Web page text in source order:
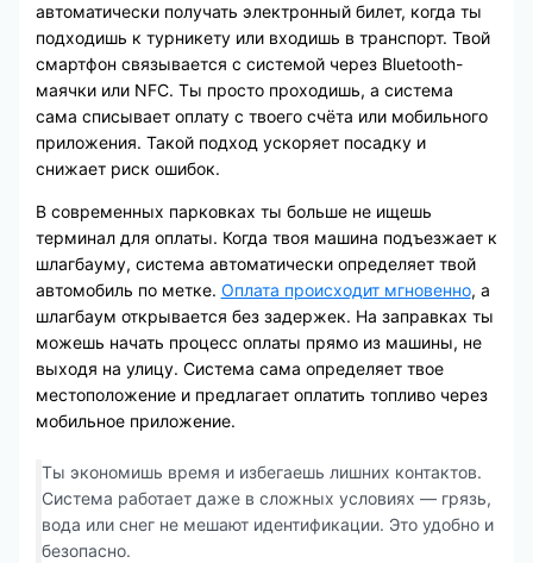
автоматически получать электронный билет, когда ты
подходишь к турникету или входишь в транспорт. Твой
смартфон связывается с системой через Bluetooth-
маячки или NFC. Ты просто проходишь, а система
сама списывает оплату с твоего счёта или мобильного
приложения. Такой подход ускоряет посадку и
снижает риск ошибок.
В современных парковках ты больше не ищешь
терминал для оплаты. Когда твоя машина подъезжает к
шлагбауму, система автоматически определяет твой
автомобиль по метке. Оплата происходит мгновенно, а
шлагбаум открывается без задержек. На заправках ты
можешь начать процесс оплаты прямо из машины, не
выходя на улицу. Система сама определяет твое
местоположение и предлагает оплатить топливо через
мобильное приложение.
Ты экономишь время и избегаешь лишних контактов.
Система работает даже в сложных условиях — грязь,
вода или снег не мешают идентификации. Это удобно и
безопасно.